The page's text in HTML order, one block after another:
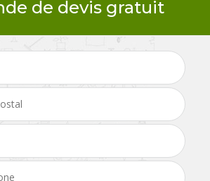
de devis gratuit